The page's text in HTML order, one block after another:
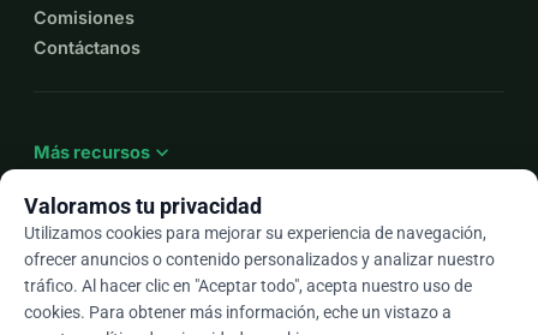
Comisiones
Contáctanos
Más recursos expand_more
Esarrow_drop_down
★★★★★4,9 / 5 según más de 500 reseñas
Valoramos tu privacidad
Utilizamos cookies para mejorar su experiencia de navegación,
ofrecer anuncios o contenido personalizados y analizar nuestro
tráfico. Al hacer clic en "Aceptar todo", acepta nuestro uso de
cookies. Para obtener más información, eche un vistazo a